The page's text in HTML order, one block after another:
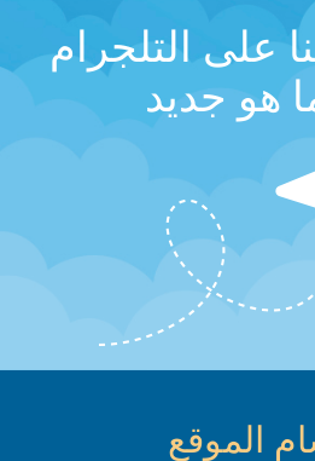
على التلجرام
هو جديد
الموقع